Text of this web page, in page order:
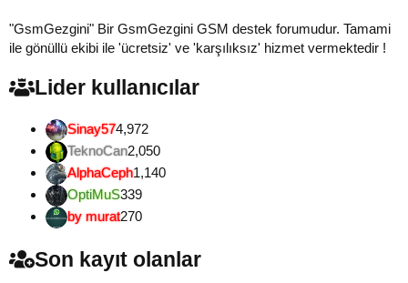
"GsmGezgini" Bir GsmGezgini GSM destek forumudur. Tamami
ile gönüllü ekibi ile 'ücretsiz' ve 'karşılıksız' hizmet vermektedir !
Lider kullanıcılar
Sinay574,972
TeknoCan2,050
AlphaCeph1,140
OptiMuS339
by murat270
Son kayıt olanlar